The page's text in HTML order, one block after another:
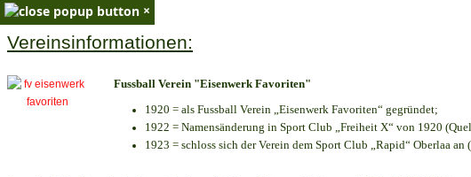
×
Vereinsinformationen:
Fussball Verein "Eisenwerk Favoriten"
1920 = als Fussball Verein „Eisenwerk Favoriten“ gegründet;
1922 = Namensänderung in Sport Club „Freiheit X“ von 1920
1923 = schloss sich der Verein dem Sport Club „Rapid“ Oberlaa